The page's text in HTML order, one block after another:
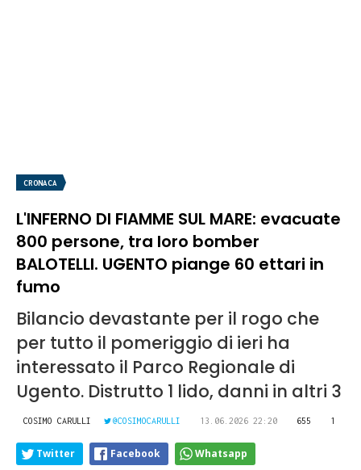
CRONACA
L'INFERNO DI FIAMME SUL MARE: evacuate
800 persone, tra loro bomber
BALOTELLI. UGENTO piange 60 ettari in
fumo
Bilancio devastante per il rogo che
per tutto il pomeriggio di ieri ha
interessato il Parco Regionale di
Ugento. Distrutto 1 lido, danni in altri 3
COSIMO CARULLI @COSIMOCARULLI 13.06.2026 22:20 655 1
Twitter Facebook Whatsapp